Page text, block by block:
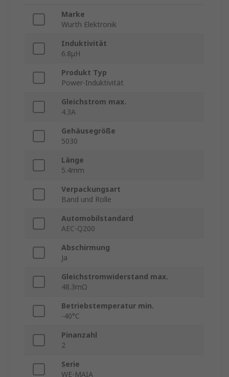
Marke
Wurth Elektronik
Induktivität
6.8μH
Produkt Typ
Power-Induktivität
Gleichstrom max.
4.3A
Gehäusegröße
5030
Länge
5.4mm
Verpackungsart
Band und Rolle
Automobilstandard
AEC-Q200
Abschirmung
Ja
Gleichstromwiderstand max.
48.3mΩ
Betriebstemperatur min.
-40°C
Pinanzahl
2
Serie
WE-MAIA